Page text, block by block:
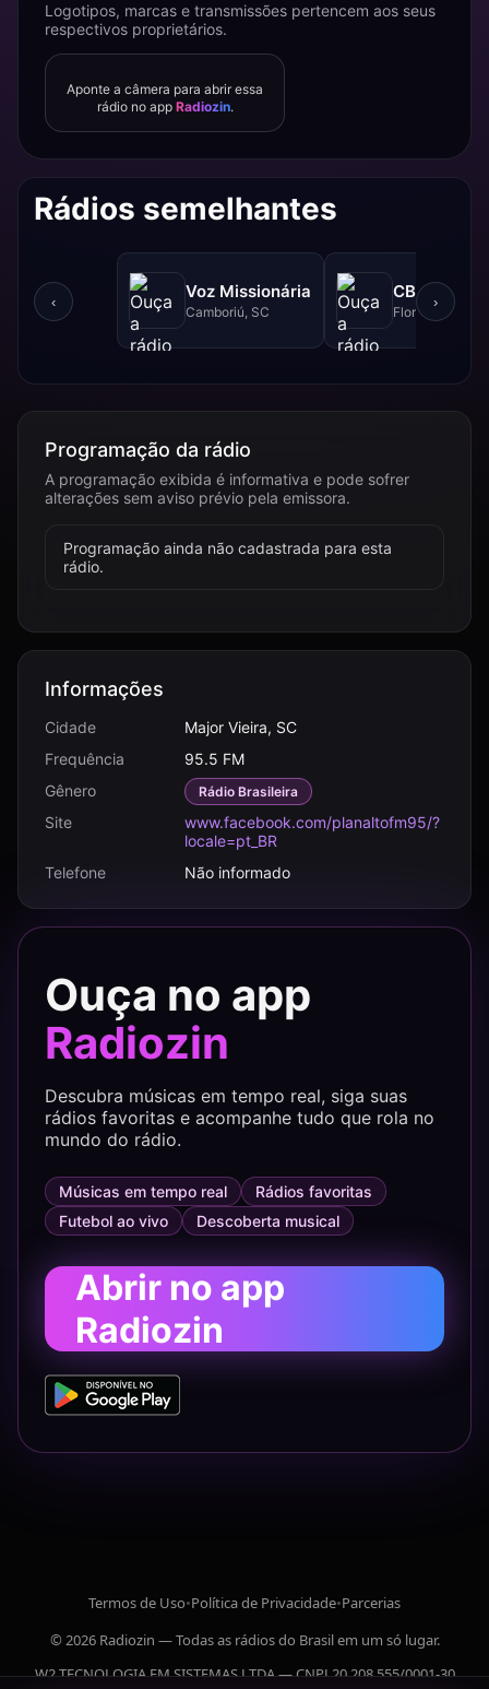
Logotipos, marcas e transmissões pertencem aos seus
respectivos proprietários.
Aponte a câmera para abrir essa
rádio no app Radiozin.
Rádios semelhantes
‹
Voz Missionária
Camboriú, SC
CBN - 740
Florianópolis,
›
Programação da rádio
A programação exibida é informativa e pode sofrer
alterações sem aviso prévio pela emissora.
Programação ainda não cadastrada para esta
rádio.
Informações
Cidade
Major Vieira, SC
Frequência
95.5 FM
Gênero
Rádio Brasileira
Site
www.facebook.com/planaltofm95/?
locale=pt_BR
Telefone
Não informado
Ouça no app
Radiozin
Descubra músicas em tempo real, siga suas
rádios favoritas e acompanhe tudo que rola no
mundo do rádio.
Músicas em tempo real
Rádios favoritas
Futebol ao vivo
Descoberta musical
Abrir no app
Radiozin
Termos de Uso•Política de Privacidade•Parcerias
© 2026 Radiozin — Todas as rádios do Brasil em um só lugar.
W2 TECNOLOGIA EM SISTEMAS LTDA — CNPJ 20.208.555/0001-30